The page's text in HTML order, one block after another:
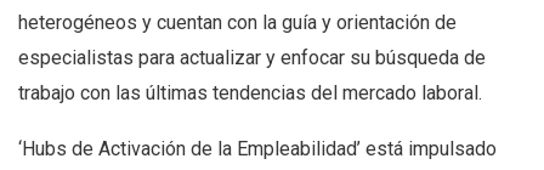
heterogéneos y cuentan con la guía y orientación de
especialistas para actualizar y enfocar su búsqueda de
trabajo con las últimas tendencias del mercado laboral.
‘Hubs de Activación de la Empleabilidad’ está impulsado